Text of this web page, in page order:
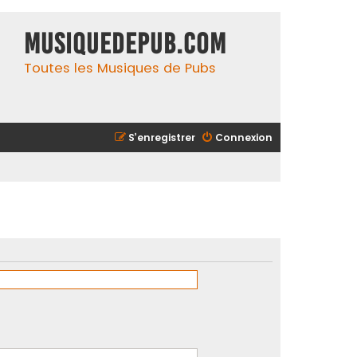
MusiqueDePub.com
Toutes les Musiques de Pubs
Connexion
S’enregistrer